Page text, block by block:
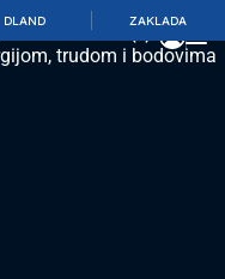
DLAND ZAKLADA